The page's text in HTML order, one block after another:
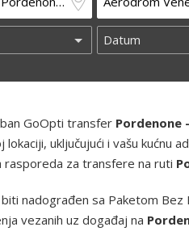
GoOpti transfer Pordenone
uključujući i vašu kućnu
za transfere na ruti
nadograđen sa Paketom
vezanih uz događaj na